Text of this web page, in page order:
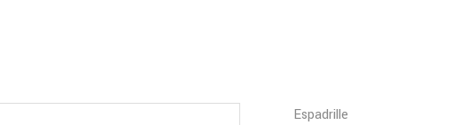
Espadrille